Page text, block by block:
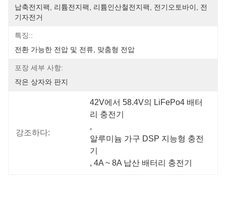
납축전지팩, 리튬전지팩, 리튬인산철전지팩, 전기오토바이, 전
기자전거
특징::
전환 가능한 전압 및 전류, 맞춤형 전압
포장 세부 사항:
작은 상자와 판지
강조하다:
42V에서 58.4V의 LiFePo4 배터
리 충전기
,
알루미늄 가구 DSP 지능형 충전
기
, 4A ~ 8A 납산 배터리 충전기